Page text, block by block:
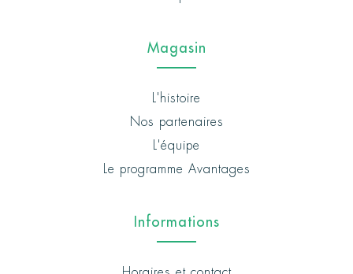
Magasin
L'histoire
Nos partenaires
L'équipe
Le programme Avantages
Informations